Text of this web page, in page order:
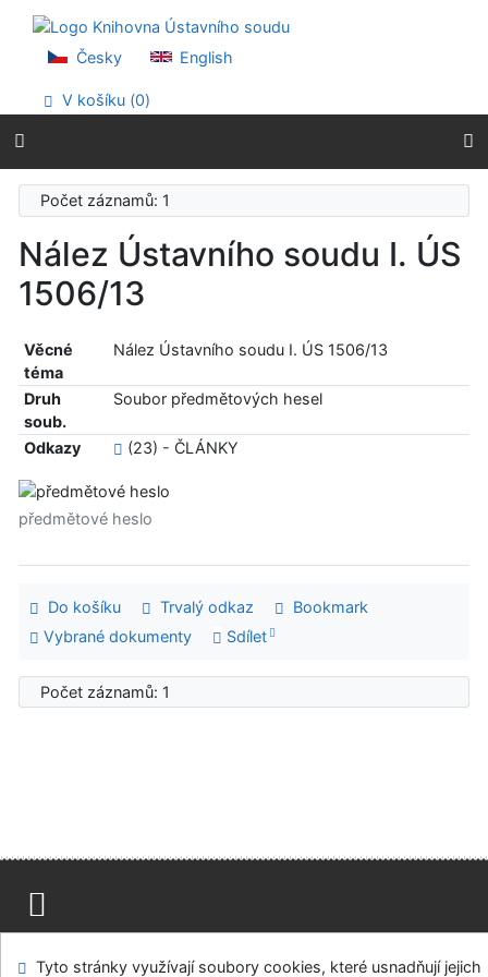
Přejít na menu
Prohlášení o webové přístupnosti
Česky English
V košíku (0)
Počet záznamů: 1
Nález Ústavního soudu I. ÚS
1506/13
Věcné
téma
Nález Ústavního soudu I. ÚS 1506/13
Druh
soub.
Soubor předmětových hesel
Odkazy (23) - ČLÁNKY
předmětové heslo
Do košíku Trvalý odkaz
Bookmark
Vybrané dokumenty
Sdílet
Počet záznamů: 1
Modul OpenSearch
Napište nám Nastavení cookies
Tyto stránky využívají soubory cookies, které usnadňují jejich